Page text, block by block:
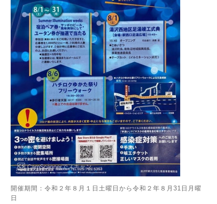
開催期間：令和２年８月１日土曜日から令和２年８月31日月曜
日